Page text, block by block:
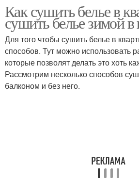
Как сушить белье в
сушить белье зимой в
Для того чтобы сушить белье в
способов. Тут можно использовать
которые позволят делать это хоть
Рассмотрим несколько способов
балконом и без него.